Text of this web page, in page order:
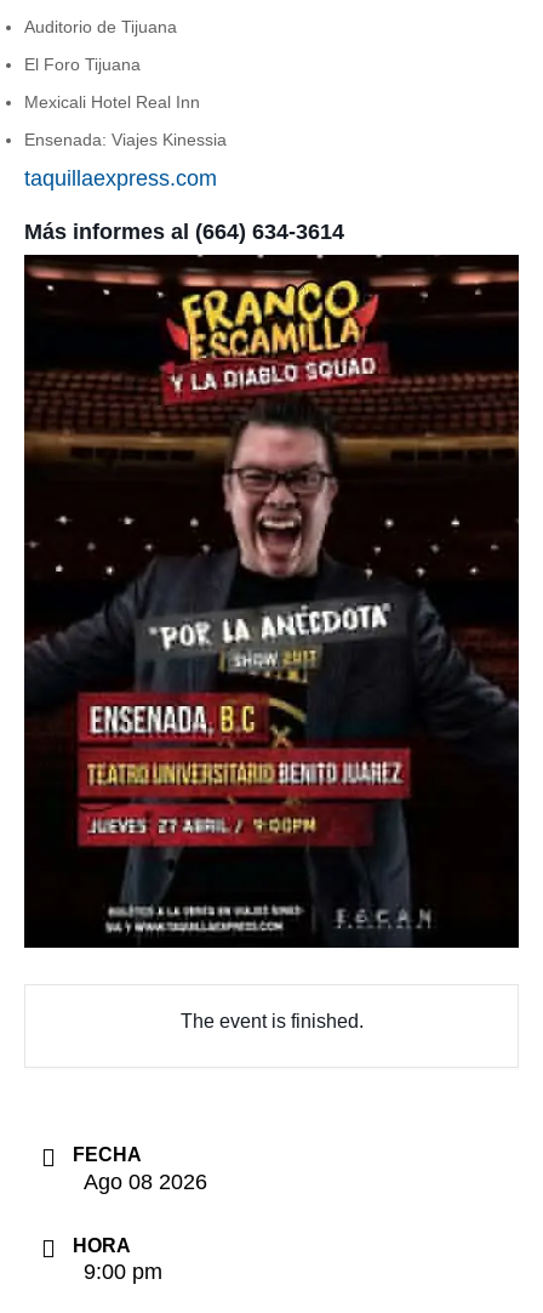
Auditorio de Tijuana
El Foro Tijuana
Mexicali Hotel Real Inn
Ensenada: Viajes Kinessia
taquillaexpress.com
Más informes al (664) 634-3614
The event is finished.
Ago 08 2026
9:00 pm